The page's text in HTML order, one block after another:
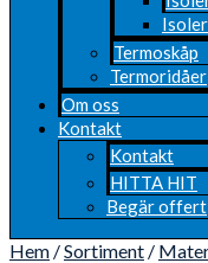
Termoskåp
Termoridåer
Om oss
Kontakt
Kontakt
HITTA HIT
Begär offert
Hem /Sortiment /